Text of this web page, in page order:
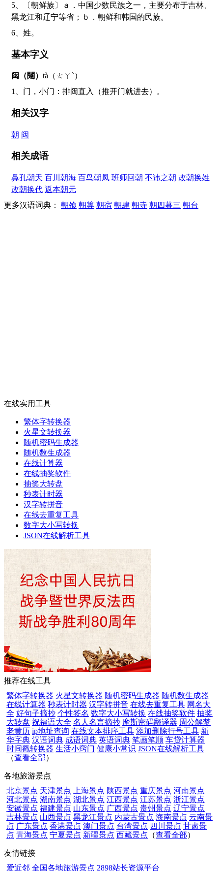
5、〔朝鲜族〕ａ．中国少数民族之一，主要分布于吉林、
黑龙江和辽宁等省；ｂ．朝鲜和韩国的民族。
6、姓。
基本字义
闼（闥） tà（ㄊㄚˋ）
1、门，小门：排闼直入（推开门就进去）。
相关汉字
朝 闼
相关成语
鼻孔朝天 百川朝海 百鸟朝凤 班师回朝 不讳之朝 改朝换姓
改朝换代 返本朝元
更多汉语词典： 朝飧 朝筭 朝宿 朝肆 朝寺 朝四暮三 朝台
在线实用工具
繁体字转换器
火星文转换器
随机密码生成器
随机数生成器
在线计算器
在线抽奖软件
抽奖大转盘
秒表计时器
汉字转拼音
在线去重复工具
数字大小写转换
JSON在线解析工具
推荐在线工具
繁体字转换器 火星文转换器 随机密码生成器 随机数生成器
在线计算器 秒表计时器 汉字转拼音 在线去重复工具 网名大
全 好句子摘抄 个性签名 数字大小写转换 在线抽奖软件 抽奖
大转盘 祝福语大全 名人名言摘抄 摩斯密码翻译器 周公解梦
老黄历 ip地址查询 在线文本排序工具 添加删除行号工具 新
华字典 汉语词典 成语词典 英语词典 笔画笔顺 车贷计算器
时间戳转换器 生活小窍门 健康小常识 JSON在线解析工具
（查看全部）
各地旅游景点
北京景点 天津景点 上海景点 陕西景点 重庆景点 河南景点
河北景点 湖南景点 湖北景点 江西景点 江苏景点 浙江景点
安徽景点 福建景点 山东景点 广西景点 贵州景点 辽宁景点
吉林景点 山西景点 黑龙江景点 内蒙古景点 海南景点 云南景
点 广东景点 香港景点 澳门景点 台湾景点 四川景点 甘肃景
点 青海景点 宁夏景点 新疆景点 西藏景点 （查看全部）
友情链接
爱近邻 全国各地旅游景点 2898站长资源平台